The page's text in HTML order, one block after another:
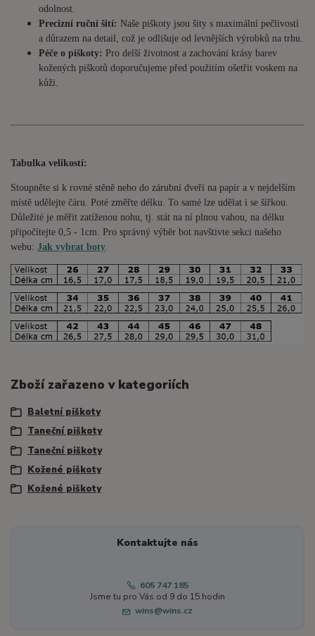
odolnost.
Precizní ruční šití: Naše piškoty jsou šity s maximální pečlivostí
a důrazem na detail, což je odlišuje od levnějších výrobků na trhu.
Péče o piškoty: Pro delší životnost a zachování krásy barev
kožených piškotů doporučujeme před použitím ošetřit voskem na
kůži.
Tabulka velikostí:
Stoupněte si k rovné stěně nebo do zárubní dveří na papír a v nejdelším
místě udělejte čáru. Poté změřte délku. To samé lze udělat i se šířkou.
Důležité je měřit zatíženou nohu, tj. stát na ní plnou vahou, na délku
připočítejte 0,5 - 1cm . Pro správný výběr bot navštivte sekci našeho
webu: Jak vybrat boty
Zboží zařazeno v kategoriích
Baletní piškoty
Taneční piškoty
Taneční piškoty
Kožené piškoty
Kožené piškoty
Kontaktujte nás
605 747 185
Jsme tu pro Vás od 9 do 15 hodin
wins@wins.cz